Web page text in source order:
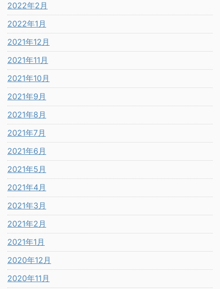
2022年2月
2022年1月
2021年12月
2021年11月
2021年10月
2021年9月
2021年8月
2021年7月
2021年6月
2021年5月
2021年4月
2021年3月
2021年2月
2021年1月
2020年12月
2020年11月